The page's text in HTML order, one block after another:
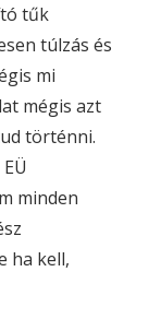
tűk
túlzás és
mi
mégis azt
történni.
minden
ha kell,